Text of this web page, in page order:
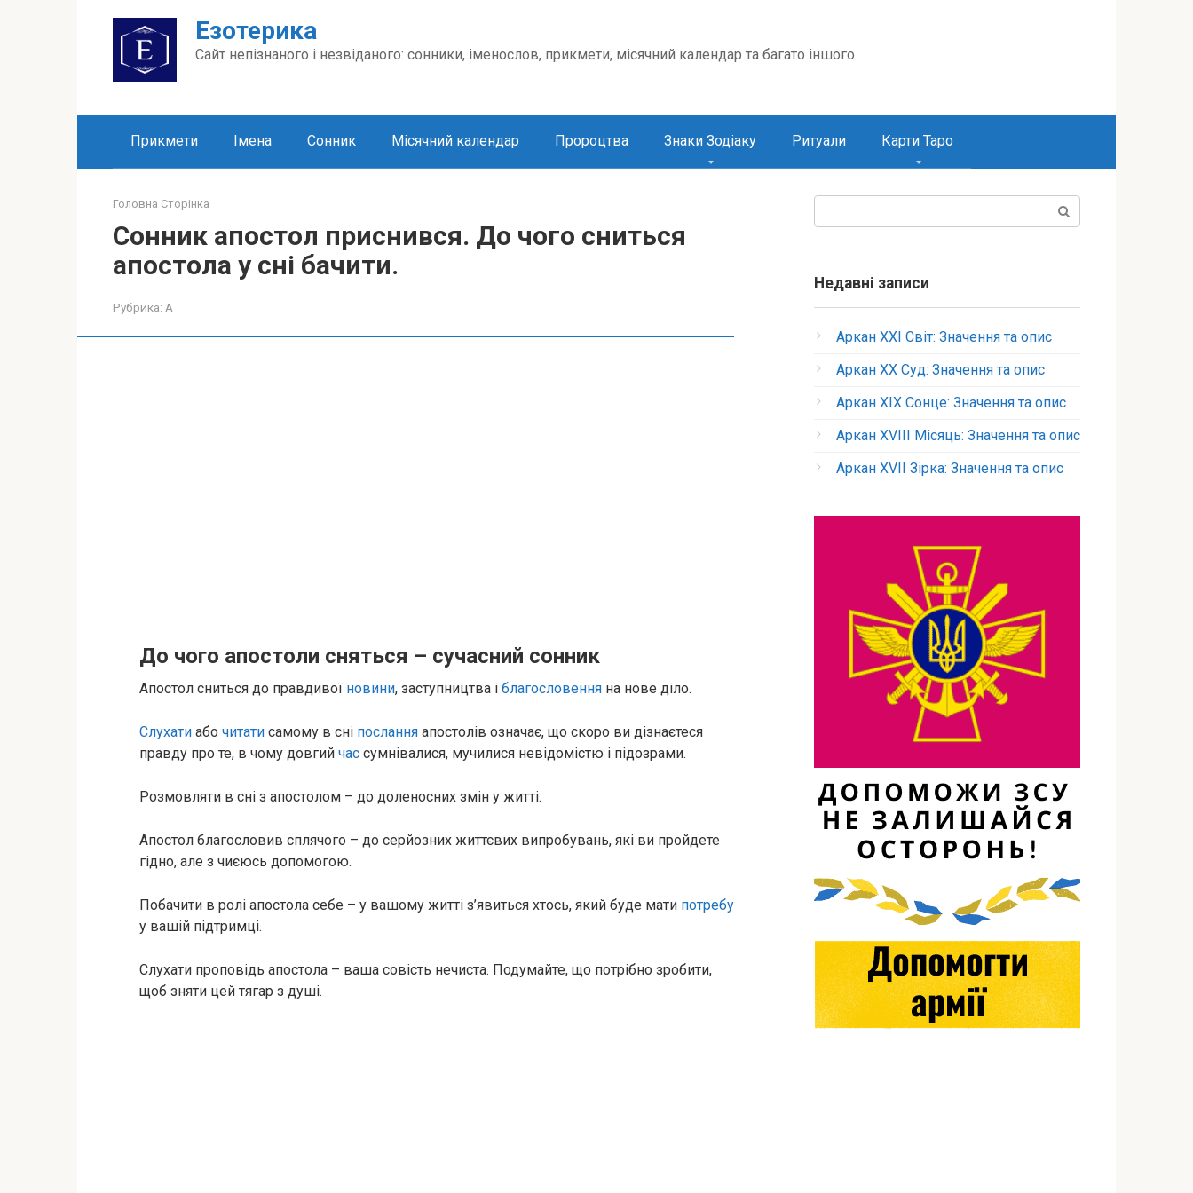
Езотерика
Сайт непізнаного і незвіданого: сонники, іменослов, прикмети, місячний календар та багато іншого
Прикмети Імена Сонник Місячний календар Пророцтва Знаки Зодіаку Ритуали Карти Таро
Головна Сторінка
Сонник апостол приснився. До чого сниться
апостола у сні бачити.
Рубрика: А
До чого апостоли сняться – сучасний сонник
Апостол сниться до правдивої новини, заступництва і благословення на нове діло.
Слухати або читати самому в сні послання апостолів означає, що скоро ви дізнаєтеся
правду про те, в чому довгий час сумнівалися, мучилися невідомістю і підозрами.
Розмовляти в сні з апостолом – до доленосних змін у житті.
Апостол благословив сплячого – до серйозних життєвих випробувань, які ви пройдете
гідно, але з чиєюсь допомогою.
Побачити в ролі апостола себе – у вашому житті з’явиться хтось, який буде мати потребу
у вашій підтримці.
Слухати проповідь апостола – ваша совість нечиста. Подумайте, що потрібно зробити,
щоб зняти цей тягар з душі.
Недавні записи
Аркан XXI Світ: Значення та опис
Аркан XX Суд: Значення та опис
Аркан XIX Сонце: Значення та опис
Аркан XVIII Місяць: Значення та опис
Аркан XVII Зірка: Значення та опис